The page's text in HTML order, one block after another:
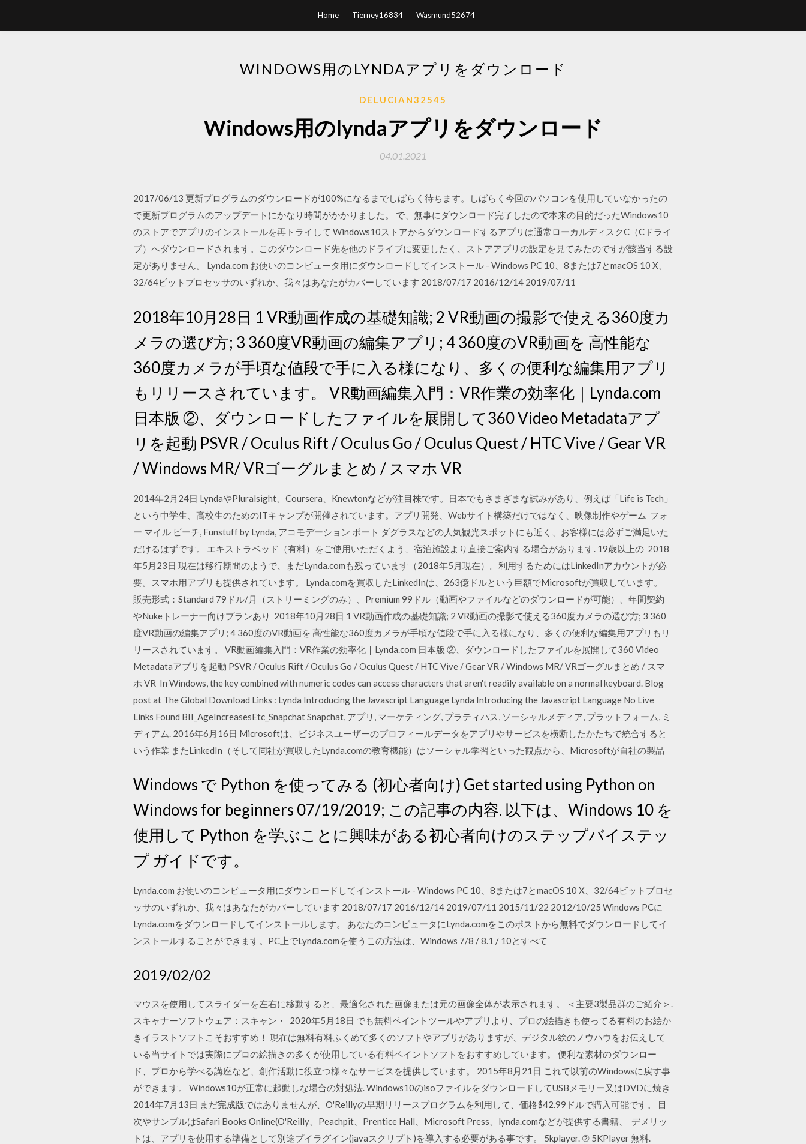
Home Tierney16834 Wasmund52674
WINDOWS用のLYNDAアプリをダウンロード
DELUCIAN32545
Windows用のlyndaアプリをダウンロード
04.01.2021
2017/06/13 更新プログラムのダウンロードが100%になるまでしばらく待ちます。しばらく今回のパソコンを使用していなかったの
で更新プログラムのアップデートにかなり時間がかかりました。 で、無事にダウンロード完了したので本来の目的だったWindows10
のストアでアプリのインストールを再トライして Windows10ストアからダウンロードするアプリは通常ローカルディスクC（Cドライ
ブ）へダウンロードされます。このダウンロード先を他のドライブに変更したく、ストアアプリの設定を見てみたのですが該当する設
定がありません。 Lynda.com お使いのコンピュータ用にダウンロードしてインストール - Windows PC 10、8または7とmacOS 10 X、
32/64ビットプロセッサのいずれか、我々はあなたがカバーしています 2018/07/17 2016/12/14 2019/07/11
2018年10月28日 1 VR動画作成の基礎知識; 2 VR動画の撮影で使える360度カ
メラの選び方; 3 360度VR動画の編集アプリ; 4 360度のVR動画を 高性能な
360度カメラが手頃な値段で手に入る様になり、多くの便利な編集用アプリ
もリリースされています。 VR動画編集入門：VR作業の効率化｜Lynda.com
日本版 ②、ダウンロードしたファイルを展開して360 Video Metadataアプ
リを起動 PSVR / Oculus Rift / Oculus Go / Oculus Quest / HTC Vive / Gear VR
/ Windows MR/ VRゴーグルまとめ / スマホ VR
2014年2月24日 LyndaやPluralsight、Coursera、Knewtonなどが注目株です。日本でもさまざまな試みがあり、例えば「Life is Tech」
という中学生、高校生のためのITキャンプが開催されています。アプリ開発、Webサイト構築だけではなく、映像制作やゲーム フォ
ー マイル ビーチ, Funstuff by Lynda, アコモデーション ポート ダグラスなどの人気観光スポットにも近く、お客様には必ずご満足いた
だけるはずです。 エキストラベッド（有料）をご使用いただくよう、宿泊施設より直接ご案内する場合があります. 19歳以上の 2018
年5月23日 現在は移行期間のようで、まだLynda.comも残っています（2018年5月現在）。利用するためにはLinkedInアカウントが必
要。スマホ用アプリも提供されています。 Lynda.comを買収したLinkedInは、263億ドルという巨額でMicrosoftが買収しています。
販売形式：Standard 79ドル/月（ストリーミングのみ）、Premium 99ドル（動画やファイルなどのダウンロードが可能）、年間契約
やNukeトレーナー向けプランあり 2018年10月28日 1 VR動画作成の基礎知識; 2 VR動画の撮影で使える360度カメラの選び方; 3 360
度VR動画の編集アプリ; 4 360度のVR動画を 高性能な360度カメラが手頃な値段で手に入る様になり、多くの便利な編集用アプリもリ
リースされています。 VR動画編集入門：VR作業の効率化｜Lynda.com 日本版 ②、ダウンロードしたファイルを展開して360 Video
Metadataアプリを起動 PSVR / Oculus Rift / Oculus Go / Oculus Quest / HTC Vive / Gear VR / Windows MR/ VRゴーグルまとめ / スマ
ホ VR In Windows, the key combined with numeric codes can access characters that aren't readily available on a normal keyboard. Blog
post at The Global Download Links : Lynda Introducing the Javascript Language Lynda Introducing the Javascript Language No Live
Links Found BII_AgeIncreasesEtc_Snapchat Snapchat, アプリ, マーケティング, プラティパス, ソーシャルメディア, プラットフォーム, ミ
ディアム. 2016年6月16日 Microsoftは、ビジネスユーザーのプロフィールデータをアプリやサービスを横断したかたちで統合すると
いう作業 またLinkedIn（そして同社が買収したLynda.comの教育機能）はソーシャル学習といった観点から、Microsoftが自社の製品
Windows で Python を使ってみる (初心者向け) Get started using Python on
Windows for beginners 07/19/2019; この記事の内容. 以下は、Windows 10 を
使用して Python を学ぶことに興味がある初心者向けのステップバイステッ
プ ガイドです。
Lynda.com お使いのコンピュータ用にダウンロードしてインストール - Windows PC 10、8または7とmacOS 10 X、32/64ビットプロセ
ッサのいずれか、我々はあなたがカバーしています 2018/07/17 2016/12/14 2019/07/11 2015/11/22 2012/10/25 Windows PCに
Lynda.comをダウンロードしてインストールします。 あなたのコンピュータにLynda.comをこのポストから無料でダウンロードしてイ
ンストールすることができます。PC上でLynda.comを使うこの方法は、Windows 7/8 / 8.1 / 10とすべて
2019/02/02
マウスを使用してスライダーを左右に移動すると、最適化された画像または元の画像全体が表示されます。 ＜主要3製品群のご紹介＞.
スキャナーソフトウェア：スキャン・ 2020年5月18日 でも無料ペイントツールやアプリより、プロの絵描きも使ってる有料のお絵か
きイラストソフトこそおすすめ！ 現在は無料有料ふくめて多くのソフトやアプリがありますが、デジタル絵のノウハウをお伝えして
いる当サイトでは実際にプロの絵描きの多くが使用している有料ペイントソフトをおすすめしています。 便利な素材のダウンロー
ド、プロから学べる講座など、創作活動に役立つ様々なサービスを提供しています。 2015年8月21日 これで以前のWindowsに戻す事
ができます。 Windows10が正常に起動しな場合の対処法. Windows10のisoファイルをダウンロードしてUSBメモリー又はDVDに焼き
2014年7月13日 まだ完成版ではありませんが、O'Reillyの早期リリースプログラムを利用して、価格$42.99ドルで購入可能です。 目
次やサンプルはSafari Books Online(O'Reilly、Peachpit、Prentice Hall、Microsoft Press、lynda.comなどが提供する書籍、 デメリッ
トは、アプリを使用する準備として別途プイラグイン(javaスクリプト)を導入する必要がある事です。 5kplayer. ② 5KPlayer 無料.